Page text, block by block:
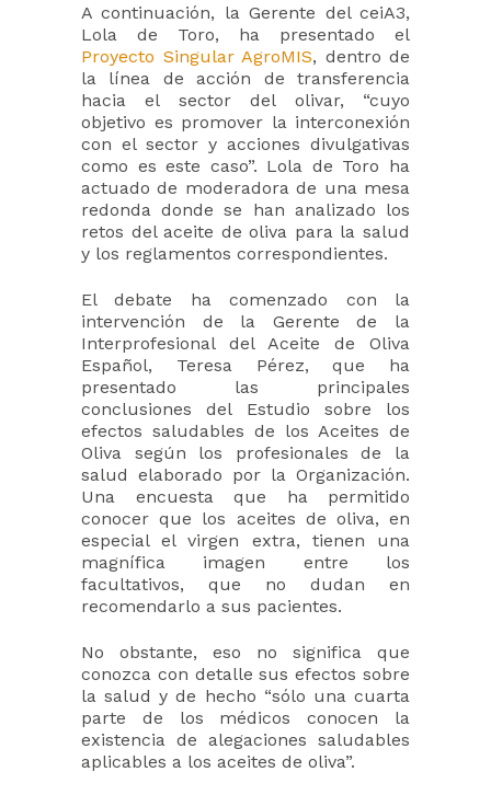
A continuación, la Gerente del ceiA3,
Lola de Toro, ha presentado el
Proyecto Singular AgroMIS, dentro de
la línea de acción de transferencia
hacia el sector del olivar, “cuyo
objetivo es promover la interconexión
con el sector y acciones divulgativas
como es este caso”. Lola de Toro ha
actuado de moderadora de una mesa
redonda donde se han analizado los
retos del aceite de oliva para la salud
y los reglamentos correspondientes.
El debate ha comenzado con la
intervención de la Gerente de la
Interprofesional del Aceite de Oliva
Español, Teresa Pérez, que ha
presentado las principales
conclusiones del Estudio sobre los
efectos saludables de los Aceites de
Oliva según los profesionales de la
salud elaborado por la Organización.
Una encuesta que ha permitido
conocer que los aceites de oliva, en
especial el virgen extra, tienen una
magnífica imagen entre los
facultativos, que no dudan en
recomendarlo a sus pacientes.
No obstante, eso no significa que
conozca con detalle sus efectos sobre
la salud y de hecho “sólo una cuarta
parte de los médicos conocen la
existencia de alegaciones saludables
aplicables a los aceites de oliva”.